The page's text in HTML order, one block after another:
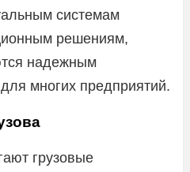
системам
решениям,
надежным
многих предприятий.
грузовые